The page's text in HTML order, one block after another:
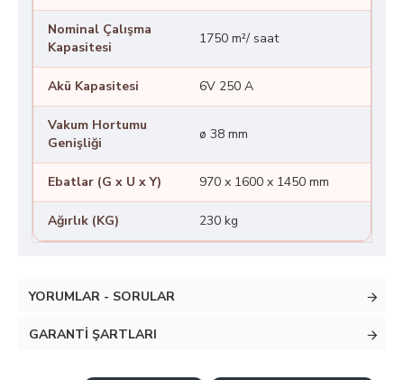
Nominal Çalışma
Kapasitesi
1750 m²/ saat
Akü Kapasitesi 6V 250 A
Vakum Hortumu
Genişliği
ø 38 mm
Ebatlar (G x U x Y) 970 x 1600 x 1450 mm
Ağırlık (KG) 230 kg
YORUMLAR - SORULAR
GARANTI ŞARTLARI